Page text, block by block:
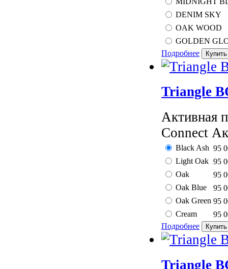
DENIM SKY
OAK WOOD
GOLDEN
Подробнее
Triangle
Активная
Connect
Black Ash 95
Light Oak 95
Oak
95
Oak Blue
95
Oak Green 95
Cream
95
Подробнее
Triangle